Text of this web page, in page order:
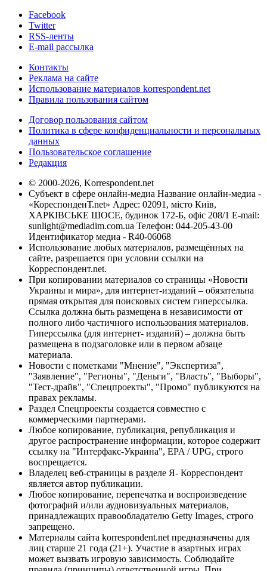
Facebook
Twitter
RSS-ленты
E-mail рассылка
Контакты
Реклама на сайте
Использование материалов korrespondent.net
Правила пользования сайтом
Договор пользования сайтом
Политика в сфере конфиденциальности и персональных
данных
Пользовательское соглашение
Редакция
© 2000-2026, Korrespondent.net
Субъект в сфере онлайн-медиа Название онлайн-медиа -
«КореспонденТ.net» Адрес: 02091, місто Київ,
ХАРКІВСЬКЕ ШОСЕ, будинок 172-Б, офіс 208/1 E-mail:
sunlight@mediadim.com.ua Телефон: 044-205-43-00
Идентификатор медиа - R40-06068
Использование любых материалов, размещённых на
сайте, разрешается при условии ссылки на
Корреспондент.net.
При копировании материалов со страницы «Новости
Украины и мира», для интернет-изданий – обязательна
прямая открытая для поисковых систем гиперссылка.
Ссылка должна быть размещена в независимости от
полного либо частичного использования материалов.
Гиперссылка (для интернет- изданий) – должна быть
размещена в подзаголовке или в первом абзаце
материала.
Новости с пометками "Мнение", "Экспертиза",
"Заявление", "Регионы", "Деньги", "Власть", "Выборы",
"Тест-драйв", "Спецпроекты", "Промо" публикуются на
правах рекламы.
Раздел Спецпроекты создается совместно с
коммерческими партнерами.
Любое копирование, публикация, републикация и
другое распространение информации, которое содержит
ссылку на "Интерфакс-Украина", EPA / UPG, строго
воспрещается.
Владелец веб-страницы в разделе Я- Корреспондент
является автор публикации.
Любое копирование, перепечатка и воспроизведение
фотографий и/или аудиовизуальных материалов,
принадлежащих правообладателю Getty Images, строго
запрещено.
Материалы сайта korrespondent.net предназначены для
лиц старше 21 года (21+). Участие в азартных играх
может вызвать игровую зависимость. Соблюдайте